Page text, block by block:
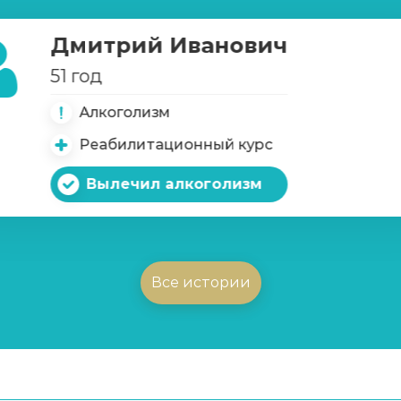
Дмитрий Иванович
51 год
Алкоголизм
Реабилитационный курс
Вылечил алкоголизм
Все истории